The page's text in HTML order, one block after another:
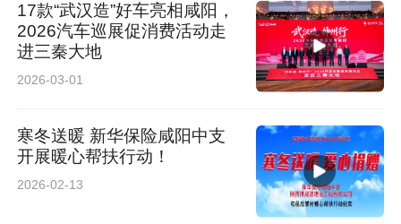
17款“武汉造”好车亮相咸阳，
2026汽车巡展促消费活动走
进三秦大地
2026-03-01
寒冬送暖 新华保险咸阳中支
开展暖心帮扶行动！
2026-02-13